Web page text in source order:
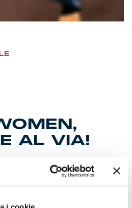
AL VIA!
dopo la promozione in A